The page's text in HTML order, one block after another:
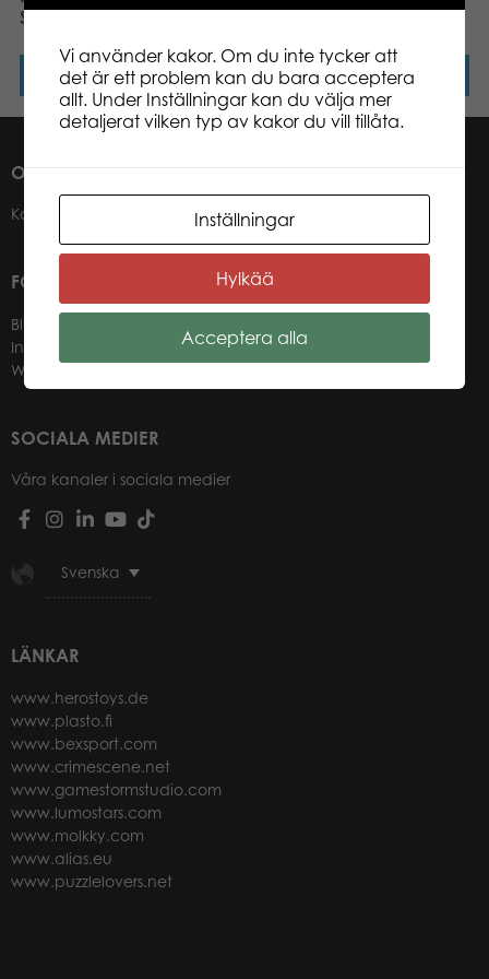
Shoveldozer in retail box
Läs mer Läs mer
OM OSS
Kontakter
FÖR VÅRA ÅTERFÖRSÄLJARE
Bli återförsäljare
Information för återförsäljare
Webbutik-login för återförsäljare
SOCIALA MEDIER
Våra kanaler i sociala medier
Svenska
LÄNKAR
www.herostoys.de
www.plasto.fi
www.bexsport.com
www.crimescene.net
www.gamestormstudio.com
www.lumostars.com
www.molkky.com
www.alias.eu
www.puzzlelovers.net
Vi använder kakor. Om du inte tycker att
det är ett problem kan du bara acceptera
allt. Under Inställningar kan du välja mer
detaljerat vilken typ av kakor du vill tillåta.
Inställningar
Hylkää
Acceptera alla